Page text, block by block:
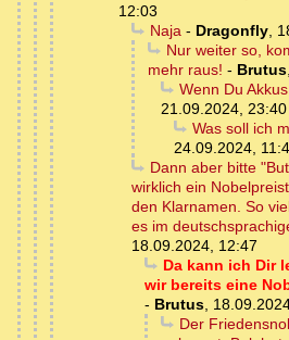
12:03
Naja- Dragonfly,
Nur weiter so,
mehr raus! - Brutus,
Wenn Du
21.09.2024, 23:40
Was soll ich
24.09.2024,
Dann aber bitte
wirklich ein
den Klarnamen. So
es im
18.09.2024, 12:47
Da kann ich Dir
wir bereits eine
- Brutus,
Der